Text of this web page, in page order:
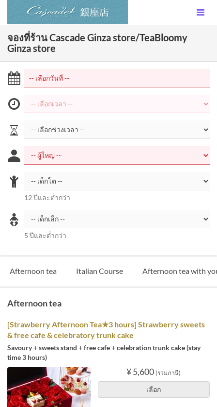
จองที่ร้าน Cascade Ginza store/TeaBloomy
Ginza store
12 ปีและต่ำกว่า
5 ปีและต่ำกว่า
Afternoon tea Italian Course Afternoon tea with
Afternoon tea
[Strawberry Afternoon Tea★3 hours] Strawberry sweets
& free cafe & celebratory trunk cake
Savoury + sweets stand + free cafe + celebration trunk cake (stay
time 3 hours)
¥ 5,600 (รวมภาษี)
เลือก